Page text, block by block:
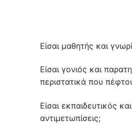
Είσαι μαθητής και
Είσαι γονιός και
περιστατικά που
Είσαι εκπαιδευτικός
αντιμετωπίσεις;